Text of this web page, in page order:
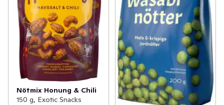
Nötmix Honung & Chili
150 g, Exotic Snacks